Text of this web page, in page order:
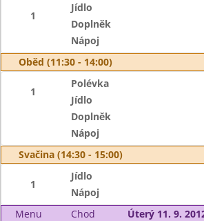
1
Jídlo
Doplněk
Nápoj
Oběd (11:30 - 14:00)
1
Polévka
Jídlo
Doplněk
Nápoj
Svačina (14:30 - 15:00)
1
Jídlo
Nápoj
Menu
Chod
Úterý 11. 9.